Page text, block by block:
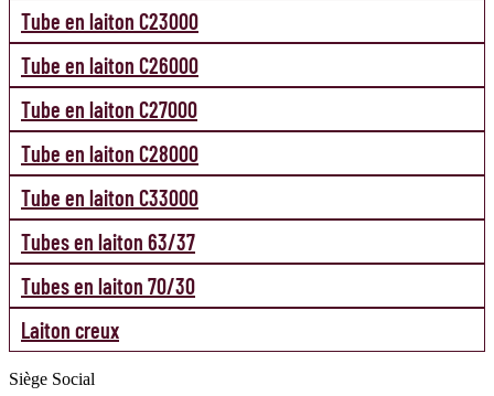
Tube en laiton C23000
Tube en laiton C26000
Tube en laiton C27000
Tube en laiton C28000
Tube en laiton C33000
Tubes en laiton 63/37
Tubes en laiton 70/30
Laiton creux
Siège Social